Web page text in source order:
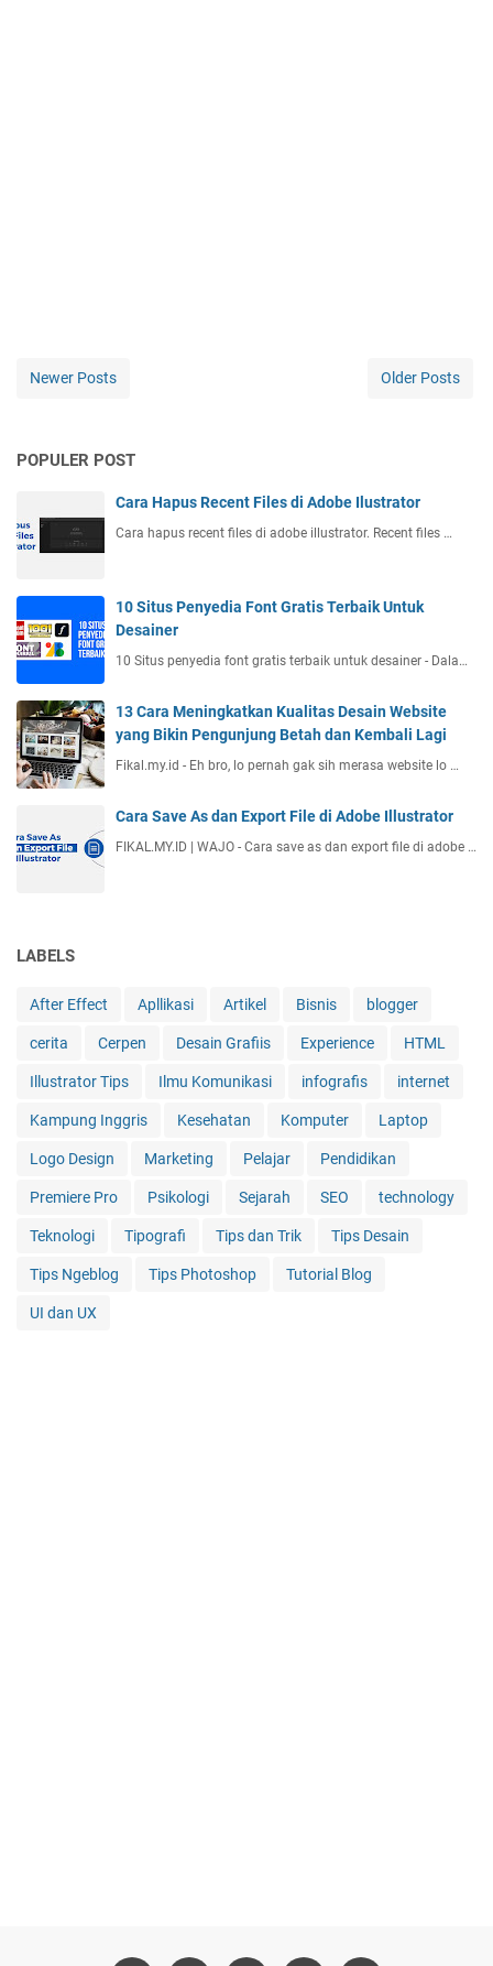
Newer Posts Older Posts
POPULER POST
Cara Hapus Recent Files di Adobe Ilustrator
Cara hapus recent files di adobe illustrator. Recent files …
10 Situs Penyedia Font Gratis Terbaik Untuk
Desainer
10 Situs penyedia font gratis terbaik untuk desainer - Dala…
13 Cara Meningkatkan Kualitas Desain Website
yang Bikin Pengunjung Betah dan Kembali Lagi
Fikal.my.id - Eh bro, lo pernah gak sih merasa website lo …
Cara Save As dan Export File di Adobe Illustrator
FIKAL.MY.ID | WAJO - Cara save as dan export file di adobe …
LABELS
After Effect Apllikasi Artikel Bisnis blogger
cerita Cerpen Desain Grafiis Experience HTML
Illustrator Tips Ilmu Komunikasi infografis internet
Kampung Inggris Kesehatan Komputer Laptop
Logo Design Marketing Pelajar Pendidikan
Premiere Pro Psikologi Sejarah SEO technology
Teknologi Tipografi Tips dan Trik Tips Desain
Tips Ngeblog Tips Photoshop Tutorial Blog
UI dan UX